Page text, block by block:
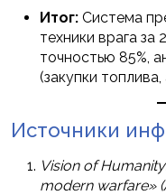
Итог: Система
техники врага за
точностью 85%,
(закупки
Источники
Vision of
modern warfare»